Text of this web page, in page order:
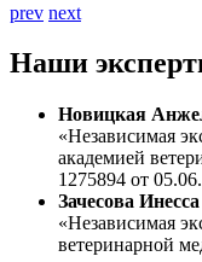
prev next
Наши
Новицкая
«Независимая
академией
1275894 от
Зачесова
«Независимая
ветеринарной